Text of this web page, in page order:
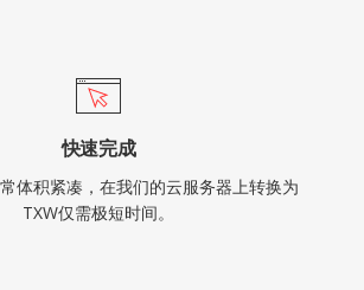
快速完成
体积紧凑，在我们的云服务器上转换为
TXW仅需极短时间。